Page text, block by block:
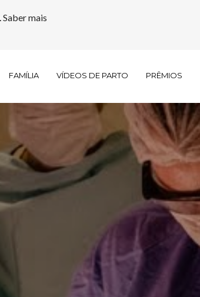
Saber mais
FAMÍLIA VÍDEOS DE PARTO PRÊMIOS